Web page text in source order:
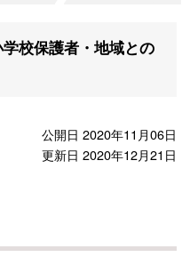
校保護者・地域との
公開日 2020年11月06日
更新日 2020年12月21日